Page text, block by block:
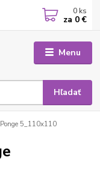
Menu
Hľadať
0 ks
za 0 €
5_110x110